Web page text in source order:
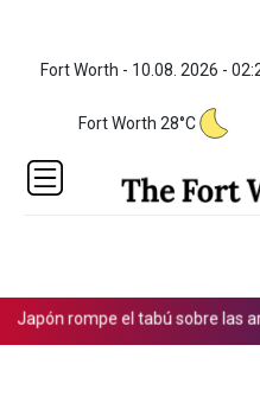
Fort Worth - 10.08. 2026 -
Fort Worth 28°C
rompe el tabú sobre las